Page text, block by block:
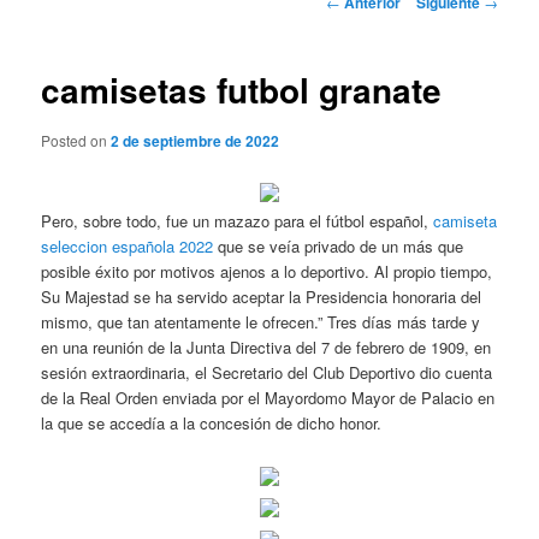
camisetas futbol granate
Posted on2 de septiembre de 2022
Pero, sobre todo, fue un mazazo para el fútbol español,camiseta
seleccion española 2022 que se veía privado de un más que
posible éxito por motivos ajenos a lo deportivo. Al propio tiempo,
Su Majestad se ha servido aceptar la Presidencia honoraria del
mismo, que tan atentamente le ofrecen.” Tres días más tarde y
en una reunión de la Junta Directiva del 7 de febrero de 1909, en
sesión extraordinaria, el Secretario del Club Deportivo dio cuenta
de la Real Orden enviada por el Mayordomo Mayor de Palacio en
la que se accedía a la concesión de dicho honor.